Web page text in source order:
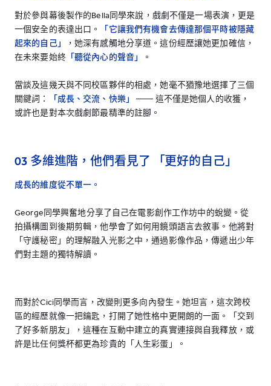
對於參與幕後製作的Bella同學來說，戲劇不僅是一場表演，更是
一個安全的表達出口。
「它讓我們有機會去傳達那個平時被隱藏
起來的自己」
，她深有感觸地分享道。這份經歷讓她更加確信，
在未來要始終「聽從內心的聲音」 。
當談及這幾天與不同校區夥伴的相處，她毫不猶豫地選擇了三個
關鍵詞：
「成長、交流、快樂」
—— 這不僅是她個人的收獲，
或許也是對本次戲劇節最精準的註腳。
03 多維進階，他們看見了 「更好的自己」
成長的維度從不單一。
George同學興奮地分享了自己在電影創作工作坊中的蛻變。從
拍攝構圖到後期剪輯，他學會了如何用鏡頭語言去敘事。他將對
「守護秘密」的理解融入光影之中，通過影像作品，傳遞出少年
們對主題的獨特解讀。
而對於Cici同學而言，改變則更多向內發生。她坦言，這次跨校
區的經歷就像一把鑰匙，打開了她性格中更開朗的一面。「交到
了好多新朋友」，這種在互動中建立的真實連接與自我釋放，或
許是比任何獎杯都更為珍貴的「人生彩蛋」。